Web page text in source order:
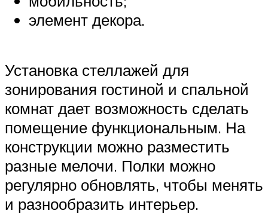
элемент декора.
Установка стеллажей для
зонирования гостиной и спальной
комнат дает возможность сделать
помещение функциональным. На
конструкции можно разместить
разные мелочи. Полки можно
регулярно обновлять, чтобы менять
и разнообразить интерьер.